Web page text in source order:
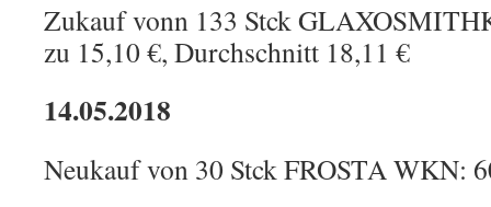
Zukauf vonn 133 Stck
zu 15,10 €, Durchschnitt 18,11 €
14.05.2018
Neukauf von 30 Stck FROSTA WKN: